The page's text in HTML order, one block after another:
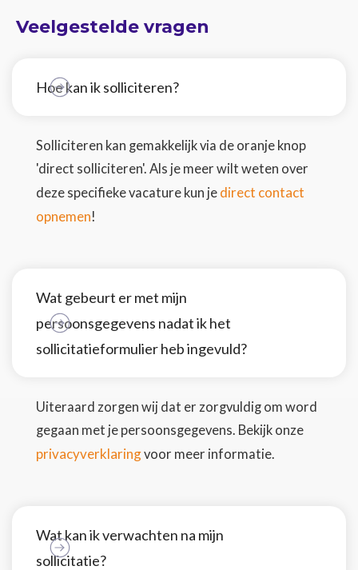
Veelgestelde vragen
Hoe kan ik solliciteren?
Solliciteren kan gemakkelijk via de oranje knop
'direct solliciteren'. Als je meer wilt weten over
deze specifieke vacature kun je direct contact
opnemen!
Wat gebeurt er met mijn
persoonsgegevens nadat ik het
sollicitatieformulier heb ingevuld?
Uiteraard zorgen wij dat er zorgvuldig om word
gegaan met je persoonsgegevens. Bekijk onze
privacyverklaringvoor meer informatie.
Wat kan ik verwachten na mijn
sollicitatie?